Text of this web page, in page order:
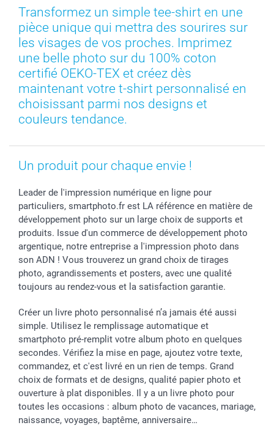
Coques smartphone
Stickers & Etiquettes
Cadres photo & accessoires déco
Dénicheur d'idées cadeau
Fête des Mères
Fête des Pères
Communion
Baptême
Toussaint
Rentrée des classes
Saint-Valentin
Vacances
Droit de rétraction
Plaintes
Vie privée
Gestion des cookies
Tarifs
Partenariats & Influence
Investisseurs
Aide
smartbonus
smartfriends
Livraison
Modes de paiement
Grandes quantités
Statut de ma commande
Transformez un simple tee-shirt en une
pièce unique qui mettra des sourires sur
les visages de vos proches. Imprimez
une belle photo sur du 100% coton
certifié OEKO-TEX et créez dès
maintenant votre t-shirt personnalisé en
choisissant parmi nos designs et
couleurs tendance.
Un produit pour chaque envie !
Leader de l'impression numérique en ligne pour
particuliers, smartphoto.fr est LA référence en matière de
développement photo sur un large choix de supports et
produits. Issue d'un commerce de développement photo
argentique, notre entreprise a l'impression photo dans
son ADN ! Vous trouverez un grand choix de tirages
photo, agrandissements et posters, avec une qualité
toujours au rendez-vous et la satisfaction garantie.
Créer un livre photo personnalisé n’a jamais été aussi
simple. Utilisez le remplissage automatique et
smartphoto pré-remplit votre album photo en quelques
secondes. Vérifiez la mise en page, ajoutez votre texte,
commandez, et c'est livré en un rien de temps. Grand
choix de formats et de designs, qualité papier photo et
ouverture à plat disponibles. Il y a un livre photo pour
toutes les occasions : album photo de vacances, mariage,
naissance, voyages, baptême, anniversaire…